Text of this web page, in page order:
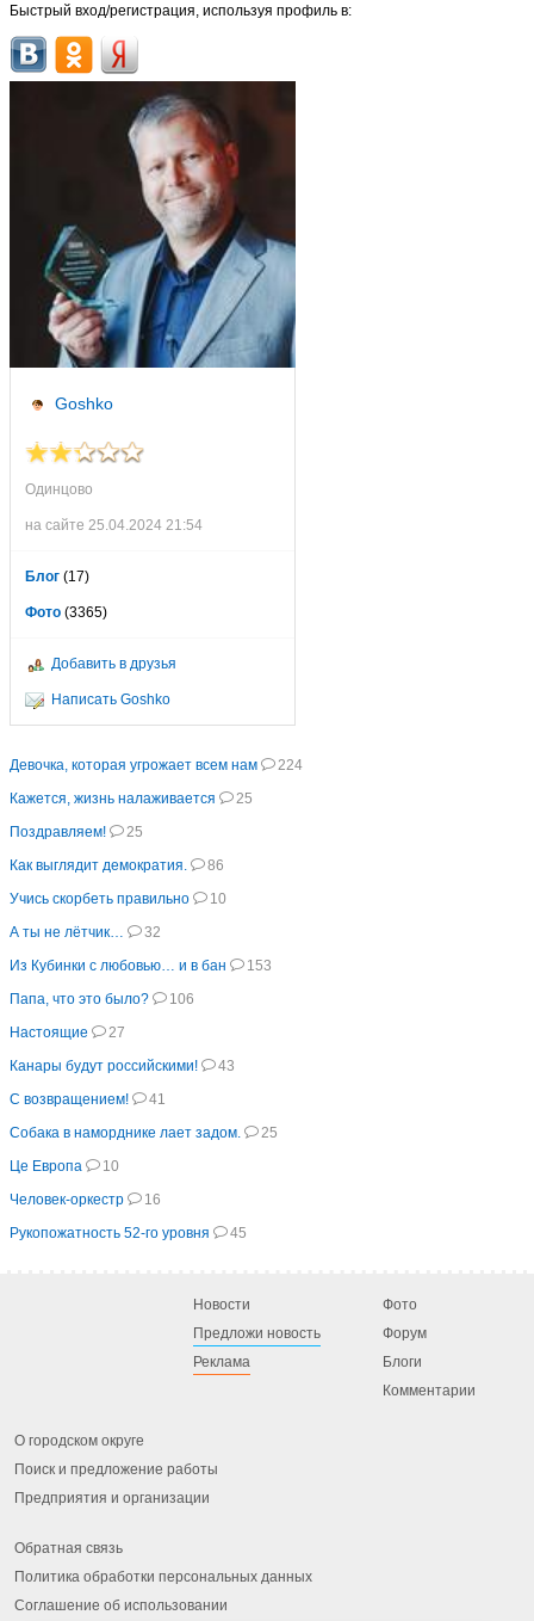
Быстрый вход/регистрация, используя профиль в:
Goshko
Одинцово
на сайте 25.04.2024 21:54
Блог (17)
Фото (3365)
Добавить в друзья
Написать Goshko
Девочка, которая угрожает всем нам
224
Кажется, жизнь налаживается
25
Поздравляем!
25
Как выглядит демократия.
86
Учись скорбеть правильно
10
А ты не лётчик…
32
Из Кубинки с любовью… и в бан
153
Папа, что это было?
106
Настоящие
27
Канары будут российскими!
43
С возвращением!
41
Собака в наморднике лает задом.
25
Це Европа
10
Человек-оркестр
16
Рукопожатность 52-го уровня
45
Новости
Предложи новость
Реклама
Фото
Форум
Блоги
Комментарии
О городском округе
Поиск и предложение работы
Предприятия и организации
Обратная связь
Политика обработки персональных данных
Соглашение об использовании